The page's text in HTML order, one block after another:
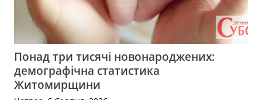
Понад три тисячі новонароджених:
демографічна статистика
Житомирщини